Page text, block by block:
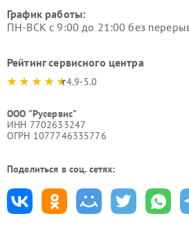
График работы:
ПН-ВСК с 9:00 до 21:00 без
Рейтинг сервисного центра
4.9-5.0
ООО "Русервис"
ИНН 7702633247
ОГРН 1077746335776
Поделиться в соц. сетях: